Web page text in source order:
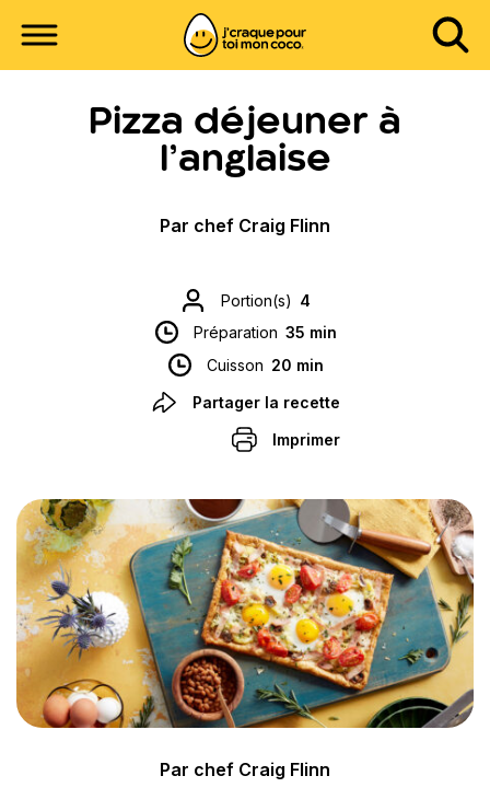
Pizza déjeuner à
l’anglaise
Par chef Craig Flinn
Portion(s) 4
Préparation 35 min
Cuisson 20 min
Partager la recette
Imprimer
Par chef Craig Flinn